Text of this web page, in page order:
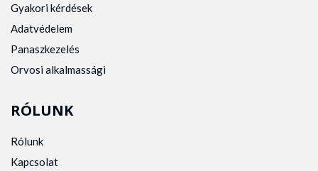
Gyakori kérdések
Adatvédelem
Panaszkezelés
Orvosi alkalmassági
RÓLUNK
Rólunk
Kapcsolat